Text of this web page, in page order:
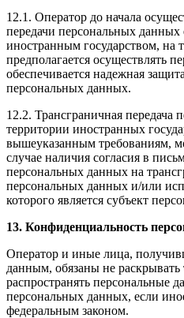
12.1. Оператор до начала
передачи персональных данных
иностранным государством, на
предполагается осуществлять
обеспечивается надежная
персональных данных.
12.2. Трансграничная передача
территории иностранных
вышеуказанным требованиям,
случае наличия согласия в
персональных данных на
персональных данных и/или
которого является субъект
13. Конфиденциальность
Оператор и иные лица,
данным, обязаны не
распространять персональные
персональных данных, если
федеральным законом.